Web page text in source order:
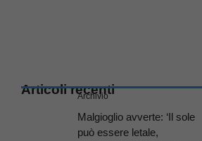
Articoli recenti
Archivio
Malgioglio avverte: ‘Il sole
può essere letale,